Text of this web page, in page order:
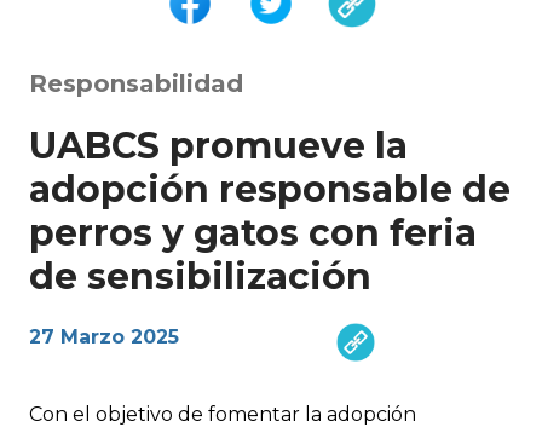
Responsabilidad
UABCS promueve la
adopción responsable de
perros y gatos con feria
de sensibilización
27 Marzo 2025
Con el objetivo de fomentar la adopción